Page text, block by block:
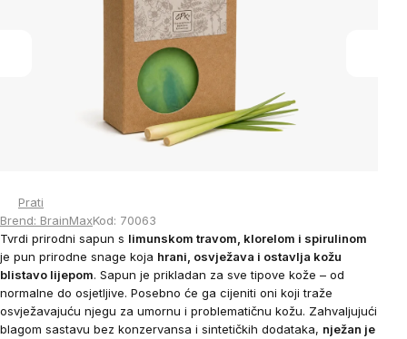
Prati
Brend: BrainMaxKod: 70063
Tvrdi prirodni sapun s limunskom travom, klorelom i spirulinom
je pun prirodne snage koja hrani, osvježava i ostavlja kožu
blistavo lijepom. Sapun je prikladan za sve tipove kože – od
normalne do osjetljive. Posebno će ga cijeniti oni koji traže
osvježavajuću njegu za umornu i problematičnu kožu. Zahvaljujući
blagom sastavu bez konzervansa i sintetičkih dodataka, nježan je